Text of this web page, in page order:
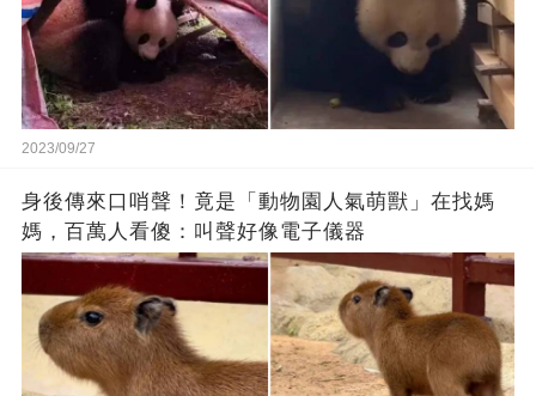
2023/09/27
身後傳來口哨聲！竟是「動物園人氣萌獸」在找媽
媽，百萬人看傻：叫聲好像電子儀器